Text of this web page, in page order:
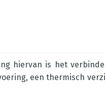
hiervan is het
een thermisch